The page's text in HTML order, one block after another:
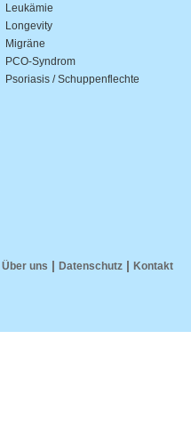
Leukämie
Longevity
Migräne
PCO-Syndrom
Psoriasis / Schuppenflechte
Über uns | Datenschutz | Kontakt